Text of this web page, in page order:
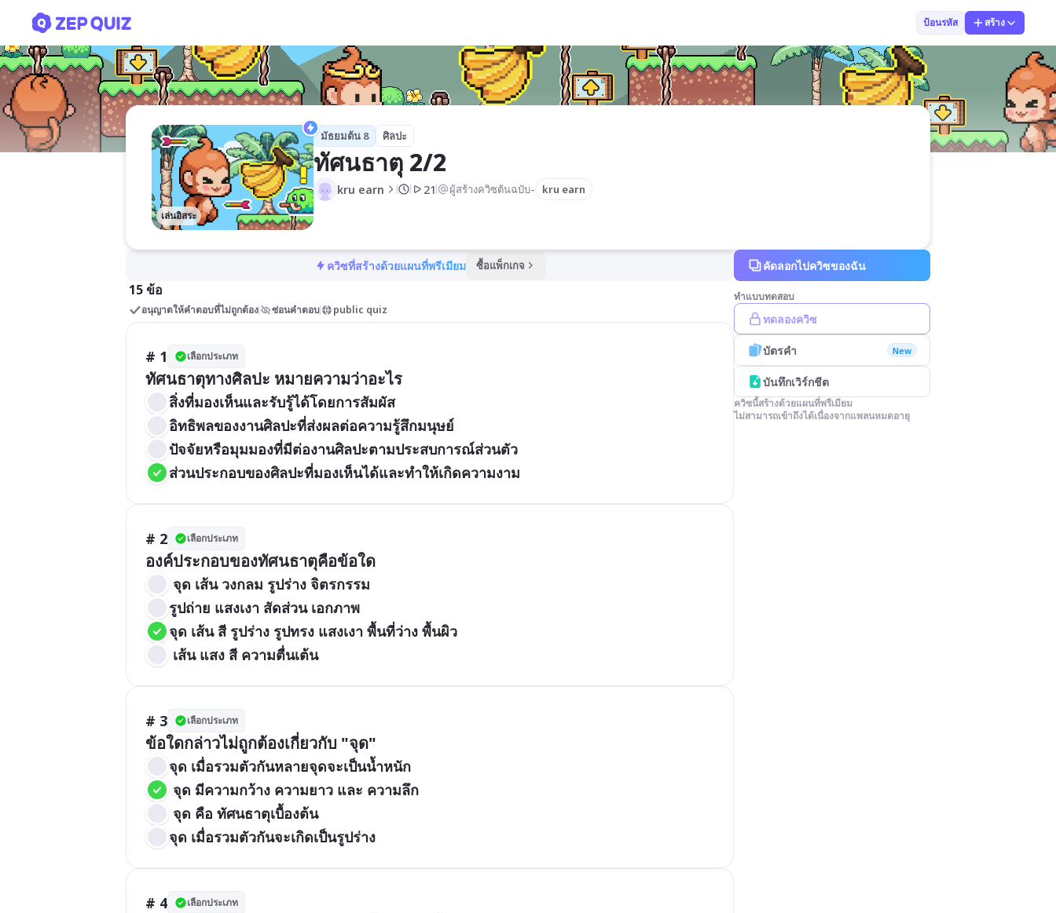
ป้อนรหัส สร้าง
เล่นอิสระ
มัธยมต้น 8 ศิลปะ
ทัศนธาตุ 2/2
kru earn 21 ผู้สร้างควิซต้นฉบับ- kru earn
ควิซที่สร้างด้วยแผนที่พรีเมียม ซื้อแพ็กเกจ
15 ข้อ
อนุญาตให้คำตอบที่ไม่ถูกต้อง ซ่อนคำตอบ public quiz
# 1 เลือกประเภท
ทัศนธาตุทางศิลปะ หมายความว่าอะไร
สิ่งที่มองเห็นและรับรู้ได้โดยการสัมผัส
อิทธิพลของงานศิลปะที่ส่งผลต่อความรู้สึกมนุษย์
ปัจจัยหรือมุมมองที่มีต่องานศิลปะตามประสบการณ์ส่วนตัว
ส่วนประกอบของศิลปะที่มองเห็นได้และทำให้เกิดความงาม
# 2 เลือกประเภท
องค์ประกอบของทัศนธาตุคือข้อใด
จุด เส้น วงกลม รูปร่าง จิตรกรรม
รูปถ่าย แสงเงา สัดส่วน เอกภาพ
จุด เส้น สี รูปร่าง รูปทรง แสงเงา พื้นที่ว่าง พื้นผิว
เส้น แสง สี ความตื่นเต้น
# 3 เลือกประเภท
ข้อใดกล่าวไม่ถูกต้องเกี่ยวกับ "จุด"
จุด เมื่อรวมตัวกันหลายจุดจะเป็นน้ำหนัก
จุด มีความกว้าง ความยาว และ ความลึก
จุด คือ ทัศนธาตุเบื้องต้น
จุด เมื่อรวมตัวกันจะเกิดเป็นรูปร่าง
# 4 เลือกประเภท
คัดลอกไปควิซของฉัน
ทำแบบทดสอบ
ทดลองควิซ
บัตรคำ New
บันทึกเวิร์กชีต
ควิซนี้สร้างด้วยแผนที่พรีเมียม
ไม่สามารถเข้าถึงได้เนื่องจากแพลนหมดอายุ